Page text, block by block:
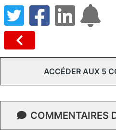
ACCÉDER AUX 5
COMMENTAIRES